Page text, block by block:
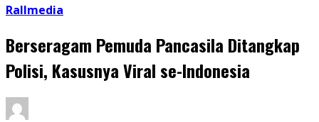
Rallmedia
Berseragam Pemuda Pancasila Ditangkap
Polisi, Kasusnya Viral se-Indonesia